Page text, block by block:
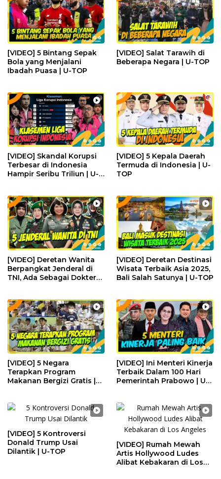
[VIDEO] 5 Bintang Sepak
Bola yang Menjalani
Ibadah Puasa | U-TOP
[VIDEO] Salat Tarawih di
Beberapa Negara | U-TOP
[VIDEO] Skandal Korupsi
Terbesar di Indonesia
Hampir Seribu Triliun | U-
[VIDEO] 5 Kepala Daerah
Termuda di Indonesia | U-
TOP
[VIDEO] Deretan Wanita
Berpangkat Jenderal di
TNI, Ada Sebagai Dokter
[VIDEO] Deretan Destinasi
Wisata Terbaik Asia 2025,
Bali Salah Satunya | U-TOP
[VIDEO] 5 Negara
Terapkan Program
Makanan Bergizi Gratis |
[VIDEO] Ini Menteri Kinerja
Terbaik Dalam 100 Hari
Pemerintah Prabowo | U-
[VIDEO] 5 Kontroversi
Donald Trump Usai
Dilantik | U-TOP
[VIDEO] Rumah Mewah
Artis Hollywood Ludes
Alibat Kebakaran di Los